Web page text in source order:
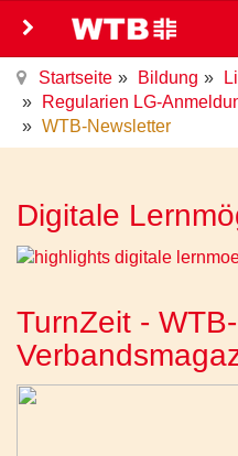
Startseite Bildung
Regularien LG-
WTB-Newsletter
Digitale
TurnZeit - WTB-